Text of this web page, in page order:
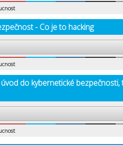
- Co je to hacking
do kybernetické bezpečnosti,